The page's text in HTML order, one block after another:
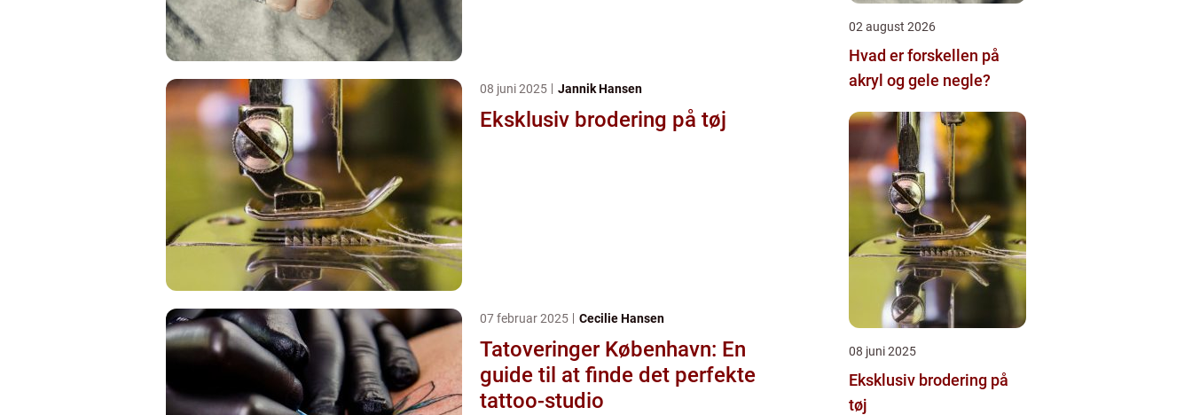
08 juni 2025 Jannik Hansen
Eksklusiv brodering på tøj
07 februar 2025 Cecilie Hansen
Tatoveringer København: En
guide til at finde det perfekte
tattoo-studio
02 august 2026
Hvad er forskellen på
akryl og gele negle?
08 juni 2025
Eksklusiv brodering på
tøj